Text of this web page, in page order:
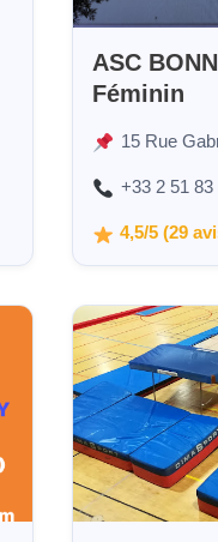
ASC
Féminin
15 Rue
+33 2 51 83
4,5/5 (29